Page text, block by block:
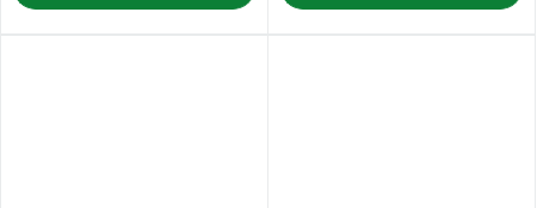
hvězdiček.